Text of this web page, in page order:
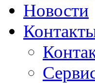
Новости